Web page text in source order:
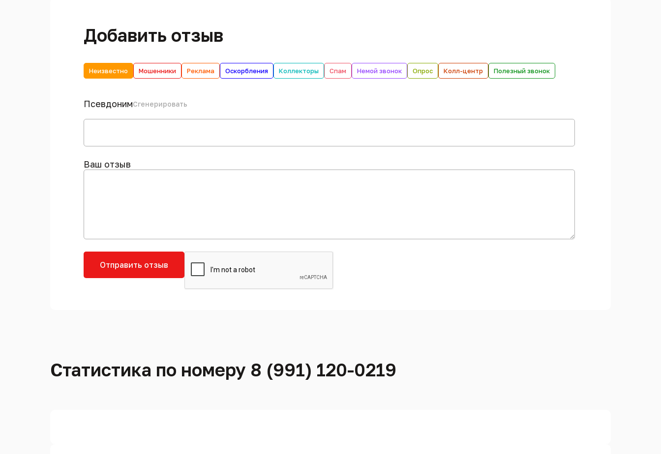
Добавить отзыв
Неизвестно Мошенники Реклама Оскорбления Коллекторы Спам Немой звонок Опрос Колл-центр Полезный звонок
ПсевдонимСгенерировать
Ваш отзыв
Отправить отзыв
Статистика по номеру 8 (991) 120-0219